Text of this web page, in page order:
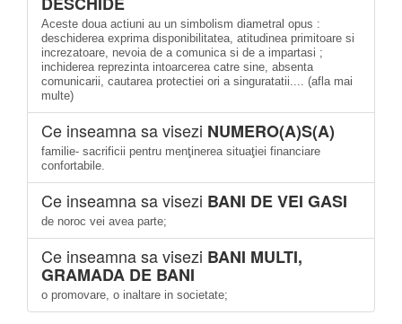
Aceste doua actiuni au un simbolism diametral opus :
deschiderea exprima disponibilitatea, atitudinea primitoare si
increzatoare, nevoia de a comunica si de a impartasi ;
inchiderea reprezinta intoarcerea catre sine, absenta
comunicarii, cautarea protectiei ori a singuratatii.... (afla mai
multe)
Ce inseamna sa visezi NUMERO(A)S(A)
familie- sacrificii pentru menţinerea situaţiei financiare
confortabile.
Ce inseamna sa visezi BANI DE VEI GASI
de noroc vei avea parte;
Ce inseamna sa visezi BANI MULTI,
GRAMADA DE BANI
o promovare, o inaltare in societate;